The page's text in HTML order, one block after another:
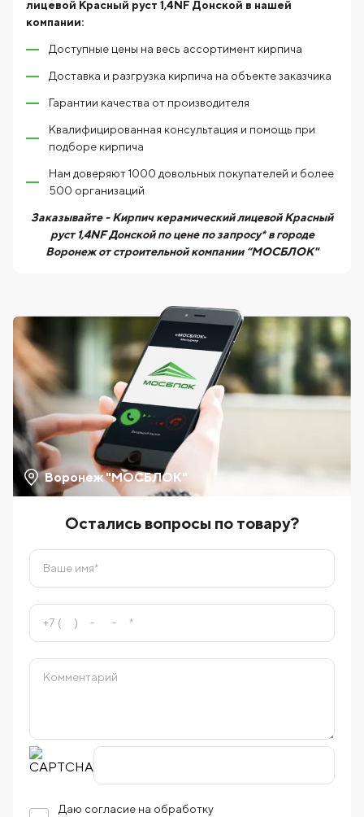
лицевой Красный руст 1,4NF Донской в нашей
компании:
Доступные цены на весь ассортимент кирпича
Доставка и разгрузка кирпича на объекте заказчика
Гарантии качества от производителя
Квалифицированная консультация и помощь при
подборе кирпича
Нам доверяют 1000 довольных покупателей и более
500 организаций
Заказывайте - Кирпич керамический лицевой Красный
руст 1,4NF Донской по цене по запросу* в городе
Воронеж от строительной компании “МОСБЛОК"
Воронеж "МОСБЛОК"
Остались вопросы по товару?
Даю согласие на обработку